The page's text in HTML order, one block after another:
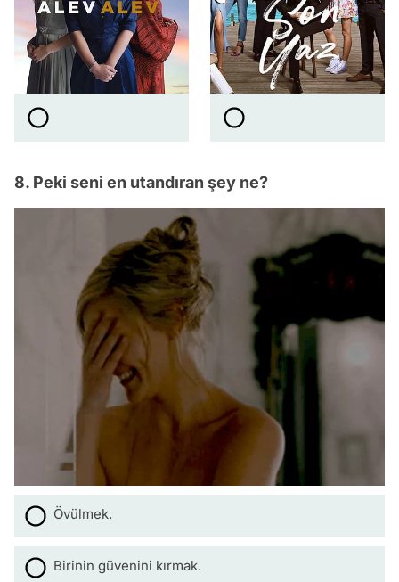
8. Peki seni en utandıran şey ne?
Övülmek.
Birinin güvenini kırmak.